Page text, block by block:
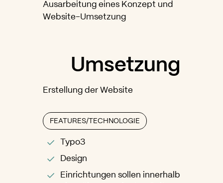
Ausarbeitung eines Konzept und
Website-Umsetzung
Umsetzung
Erstellung der Website
FEATURES/TECHNOLOGIE
Typo3
Design
Einrichtungen sollen innerhalb